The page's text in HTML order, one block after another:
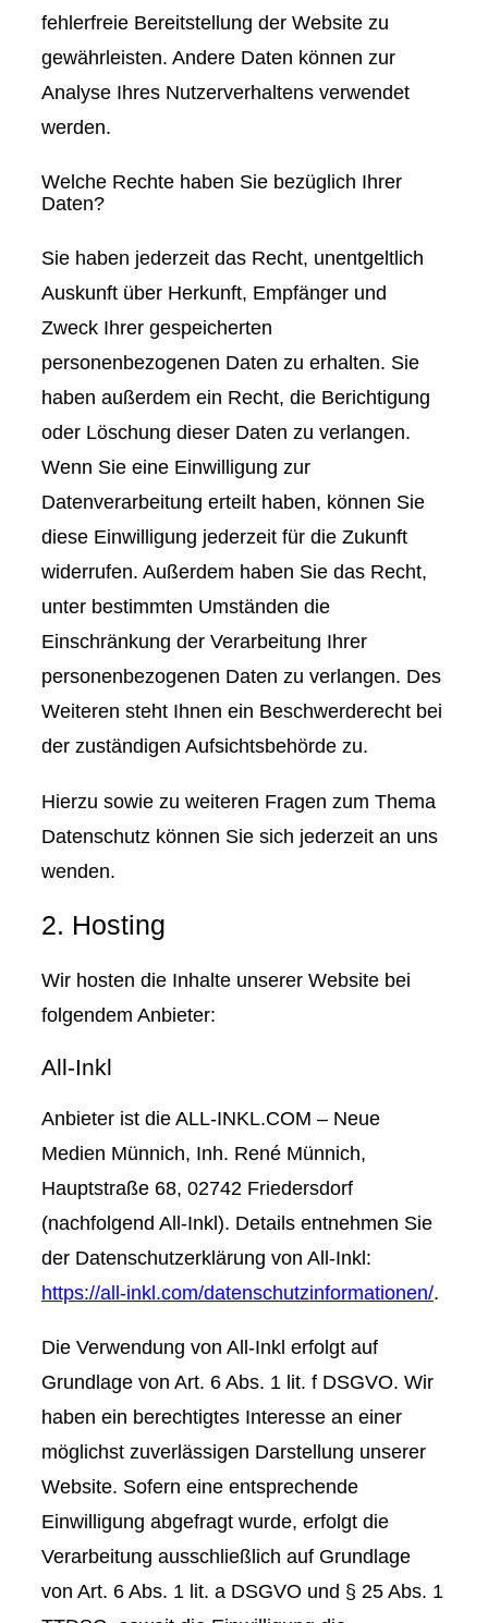
fehlerfreie Bereitstellung der Website zu
gewährleisten. Andere Daten können zur
Analyse Ihres Nutzerverhaltens verwendet
werden.
Welche Rechte haben Sie bezüglich Ihrer
Daten?
Sie haben jederzeit das Recht, unentgeltlich
Auskunft über Herkunft, Empfänger und
Zweck Ihrer gespeicherten
personenbezogenen Daten zu erhalten. Sie
haben außerdem ein Recht, die Berichtigung
oder Löschung dieser Daten zu verlangen.
Wenn Sie eine Einwilligung zur
Datenverarbeitung erteilt haben, können Sie
diese Einwilligung jederzeit für die Zukunft
widerrufen. Außerdem haben Sie das Recht,
unter bestimmten Umständen die
Einschränkung der Verarbeitung Ihrer
personenbezogenen Daten zu verlangen. Des
Weiteren steht Ihnen ein Beschwerderecht bei
der zuständigen Aufsichtsbehörde zu.
Hierzu sowie zu weiteren Fragen zum Thema
Datenschutz können Sie sich jederzeit an uns
wenden.
2. Hosting
Wir hosten die Inhalte unserer Website bei
folgendem Anbieter:
All-Inkl
Anbieter ist die ALL-INKL.COM – Neue
Medien Münnich, Inh. René Münnich,
Hauptstraße 68, 02742 Friedersdorf
(nachfolgend All-Inkl). Details entnehmen Sie
der Datenschutzerklärung von All-Inkl:
https://all-inkl.com/datenschutzinformationen/.
Die Verwendung von All-Inkl erfolgt auf
Grundlage von Art. 6 Abs. 1 lit. f DSGVO. Wir
haben ein berechtigtes Interesse an einer
möglichst zuverlässigen Darstellung unserer
Website. Sofern eine entsprechende
Einwilligung abgefragt wurde, erfolgt die
Verarbeitung ausschließlich auf Grundlage
von Art. 6 Abs. 1 lit. a DSGVO und § 25 Abs. 1